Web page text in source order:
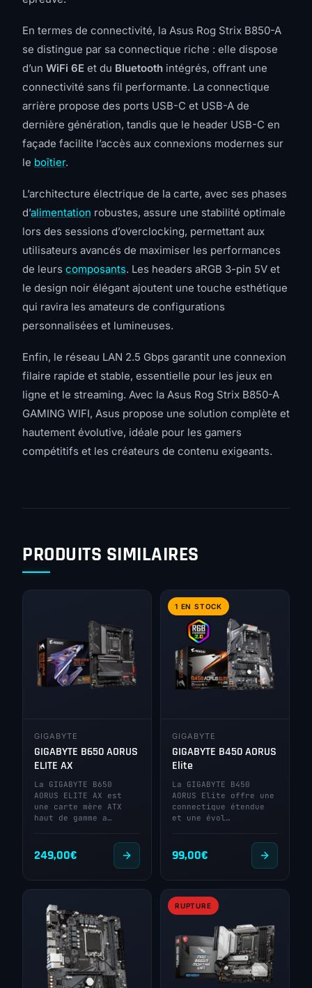
En termes de connectivité, la Asus Rog Strix B850-A
se distingue par sa connectique riche : elle dispose
d’un WiFi 6E et du Bluetooth intégrés, offrant une
connectivité sans fil performante. La connectique
arrière propose des ports USB-C et USB-A de
dernière génération, tandis que le header USB-C en
façade facilite l’accès aux connexions modernes sur
le boîtier.
L’architecture électrique de la carte, avec ses phases
d’alimentation robustes, assure une stabilité optimale
lors des sessions d’overclocking, permettant aux
utilisateurs avancés de maximiser les performances
de leurs composants. Les headers aRGB 3-pin 5V et
le design noir élégant ajoutent une touche esthétique
qui ravira les amateurs de configurations
personnalisées et lumineuses.
Enfin, le réseau LAN 2.5 Gbps garantit une connexion
filaire rapide et stable, essentielle pour les jeux en
ligne et le streaming. Avec la Asus Rog Strix B850-A
GAMING WIFI, Asus propose une solution complète et
hautement évolutive, idéale pour les gamers
compétitifs et les créateurs de contenu exigeants.
PRODUITS SIMILAIRES
GIGABYTE
GIGABYTE B650 AORUS
ELITE AX
La GIGABYTE B650
AORUS ELITE AX est
une carte mère ATX
haut de gamme a…
249,00€
1 EN STOCK
GIGABYTE
GIGABYTE B450 AORUS
Elite
La GIGABYTE B450
AORUS Elite offre une
connectique étendue
et une évol…
99,00€
RUPTURE